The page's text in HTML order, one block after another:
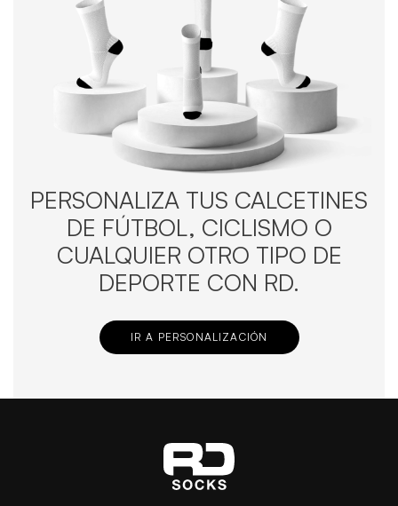
PERSONALIZA TUS CALCETINES
DE FÚTBOL, CICLISMO O
CUALQUIER OTRO TIPO DE
DEPORTE CON RD.
IR A PERSONALIZACIÓN